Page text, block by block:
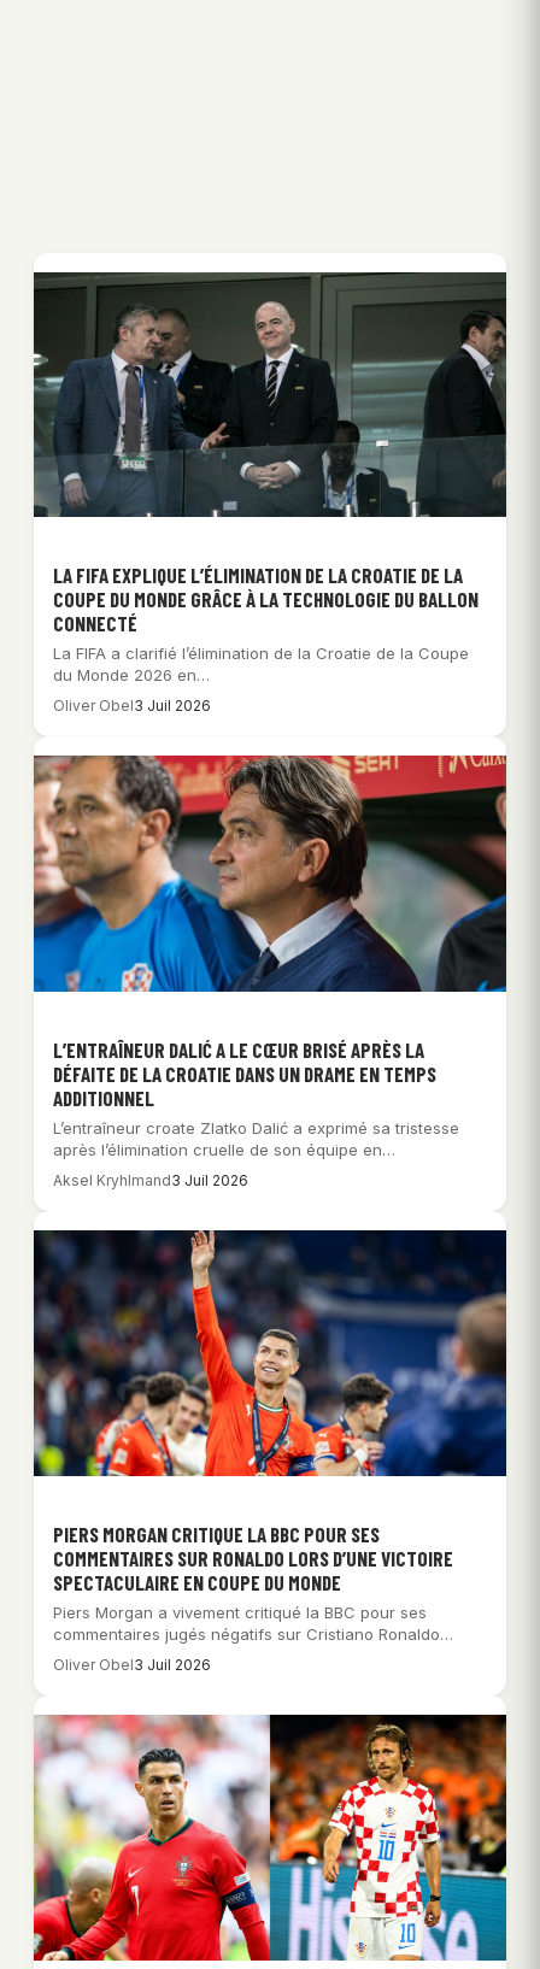
LA FIFA EXPLIQUE L’ÉLIMINATION DE LA CROATIE DE LA
COUPE DU MONDE GRÂCE À LA TECHNOLOGIE DU BALLON
CONNECTÉ
La FIFA a clarifié l’élimination de la Croatie de la Coupe
du Monde 2026 en…
Oliver Obel3 Juil 2026
L’ENTRAÎNEUR DALIĆ A LE CŒUR BRISÉ APRÈS LA
DÉFAITE DE LA CROATIE DANS UN DRAME EN TEMPS
ADDITIONNEL
L’entraîneur croate Zlatko Dalić a exprimé sa tristesse
après l’élimination cruelle de son équipe en…
Aksel Kryhlmand3 Juil 2026
PIERS MORGAN CRITIQUE LA BBC POUR SES
COMMENTAIRES SUR RONALDO LORS D’UNE VICTOIRE
SPECTACULAIRE EN COUPE DU MONDE
Piers Morgan a vivement critiqué la BBC pour ses
commentaires jugés négatifs sur Cristiano Ronaldo…
Oliver Obel3 Juil 2026